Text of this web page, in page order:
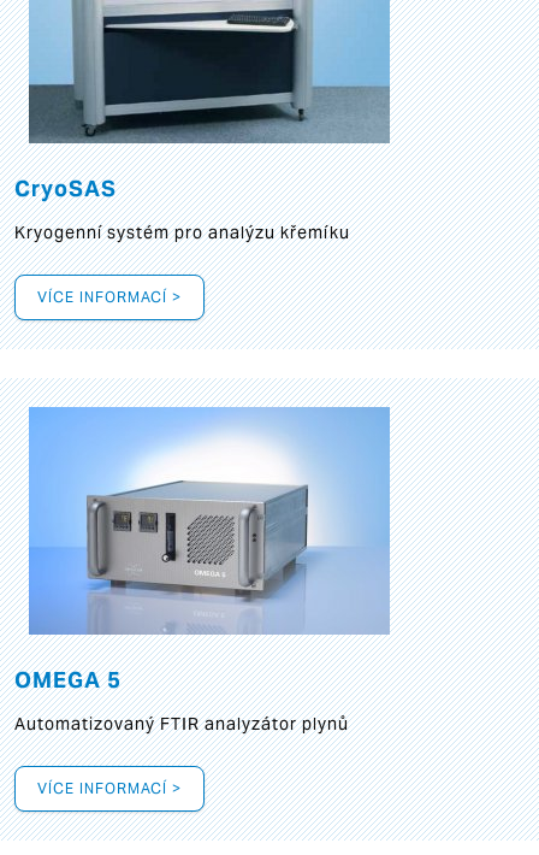
CryoSAS
Kryogenní systém pro analýzu křemíku
VÍCE INFORMACÍ >
OMEGA 5
Automatizovaný FTIR analyzátor plynů
VÍCE INFORMACÍ >